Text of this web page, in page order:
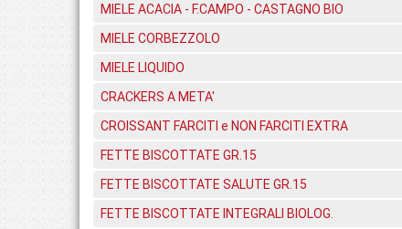
MIELE ACACIA - F.CAMPO - CASTAGNO BIO
MIELE CORBEZZOLO
MIELE LIQUIDO
CRACKERS A META'
CROISSANT FARCITI e NON FARCITI EXTRA
FETTE BISCOTTATE GR.15
FETTE BISCOTTATE SALUTE GR.15
FETTE BISCOTTATE INTEGRALI BIOLOG.